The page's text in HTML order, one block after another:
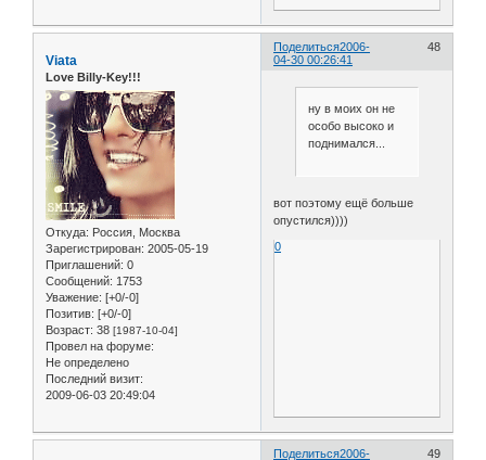
Поделиться 48
2006-
04-30 00:26:41
Viata
Love Billy-Key!!!
Откуда: Россия, Москва
Зарегистрирован: 2005-05-19
Приглашений: 0
Сообщений: 1753
Уважение: [+0/-0]
Позитив: [+0/-0]
Возраст: 38 [1987-10-04]
Провел на форуме:
Не определено
Последний визит:
2009-06-03 20:49:04
ну в моих он не
особо высоко и
поднимался...
вот поэтому ещё больше
опустился))))
0
Поделиться 49
2006-